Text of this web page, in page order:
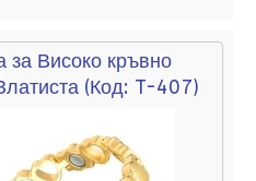
за Високо кръвно
(Код: T-407)